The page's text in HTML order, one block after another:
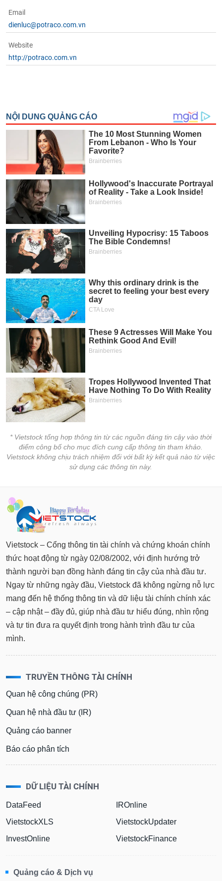
Email
dienluc@potraco.com.vn
Website
http://potraco.com.vn
* Vietstock tổng hợp thông tin từ các nguồn đáng tin cậy vào thời
điểm công bố cho mục đích cung cấp thông tin tham khảo.
Vietstock không chịu trách nhiệm đối với bất kỳ kết quả nào từ việc
sử dụng các thông tin này.
Vietstock – Cổng thông tin tài chính và chứng khoán chính
thức hoạt động từ ngày 02/08/2002, với định hướng trở
thành người bạn đồng hành đáng tin cậy của nhà đầu tư.
Ngay từ những ngày đầu, Vietstock đã không ngừng nỗ lực
mang đến hệ thống thông tin và dữ liệu tài chính chính xác
– cập nhật – đầy đủ, giúp nhà đầu tư hiểu đúng, nhìn rộng
và tự tin đưa ra quyết định trong hành trình đầu tư của
mình.
TRUYỀN THÔNG TÀI CHÍNH
Quan hệ công chúng (PR)
Quan hệ nhà đầu tư (IR)
Quảng cáo banner
Báo cáo phân tích
DỮ LIỆU TÀI CHÍNH
DataFeed
VietstockXLS
InvestOnline
IROnline
VietstockUpdater
VietstockFinance
Quảng cáo & Dịch vụ